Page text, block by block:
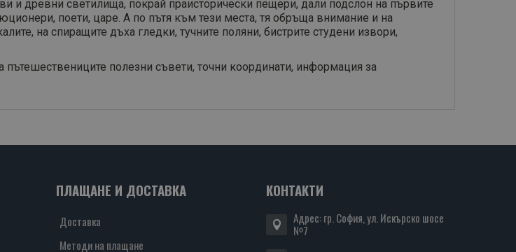
и древни светилища, покрай праисторически пещери, дали подслон на първите
поети, царе. А по пътя към тези места, тя обръща внимание и на
на спиращите дъха гледки, тучните поляни, бистрите студени извори,
полезни съвети, точни координати, информация за
ПЛАЩАНЕ И ДОСТАВКА
Доставка
Методи на плащане
КОНТАКТИ
Адрес: гр. София, ул. Искърско шосе
№7